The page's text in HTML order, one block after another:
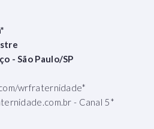
- São Paulo/SP
wrfraternidade*
- Canal 5*